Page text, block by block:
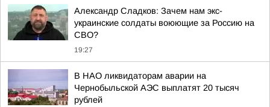
Александр Сладков: Зачем нам экс-
украинские солдаты воюющие за Россию на
СВО?
19:27
В НАО ликвидаторам аварии на
Чернобыльской АЭС выплатят 20 тысяч
рублей